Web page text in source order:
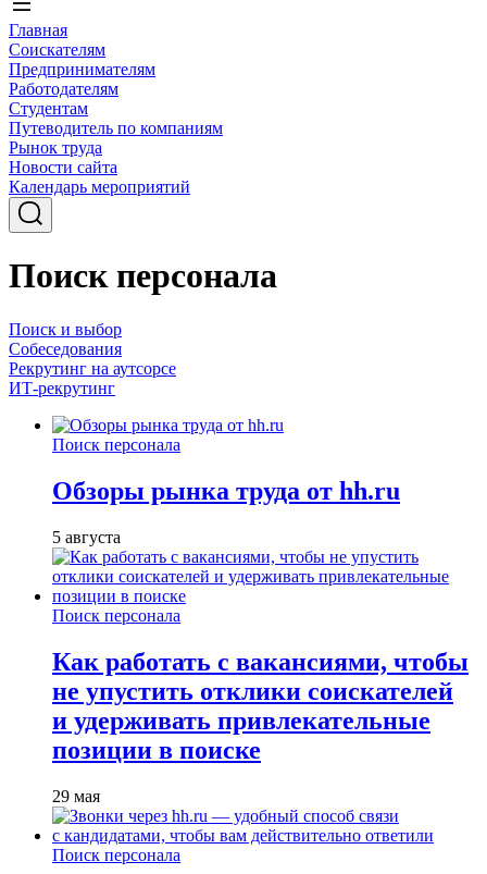
Главная
Соискателям
Предпринимателям
Работодателям
Студентам
Путеводитель по компаниям
Рынок труда
Новости сайта
Календарь мероприятий
Поиск персонала
Поиск и выбор
Собеседования
Рекрутинг на аутсорсе
ИТ-рекрутинг
Поиск персонала
Обзоры рынка труда от hh.ru
5 августа
Поиск персонала
Как работать с вакансиями, чтобы
не упустить отклики соискателей
и удерживать привлекательные
позиции в поиске
29 мая
Поиск персонала